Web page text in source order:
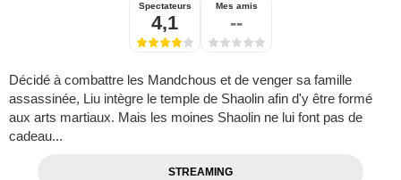
Spectateurs
4,1
Mes amis
--
Décidé à combattre les Mandchous et de venger sa famille
assassinée, Liu intègre le temple de Shaolin afin d'y être formé
aux arts martiaux. Mais les moines Shaolin ne lui font pas de
cadeau...
STREAMING